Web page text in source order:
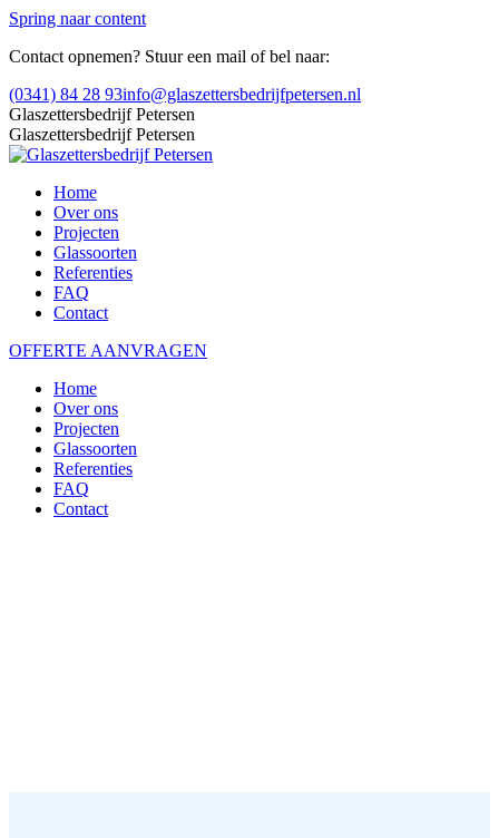
Spring naar content
Contact opnemen? Stuur een mail of bel naar:
(0341) 84 28 93info@glaszettersbedrijfpetersen.nl
Glaszettersbedrijf Petersen
Glaszettersbedrijf Petersen
Home
Over ons
Projecten
Glassoorten
Referenties
FAQ
Contact
OFFERTE AANVRAGEN
Home
Over ons
Projecten
Glassoorten
Referenties
FAQ
Contact